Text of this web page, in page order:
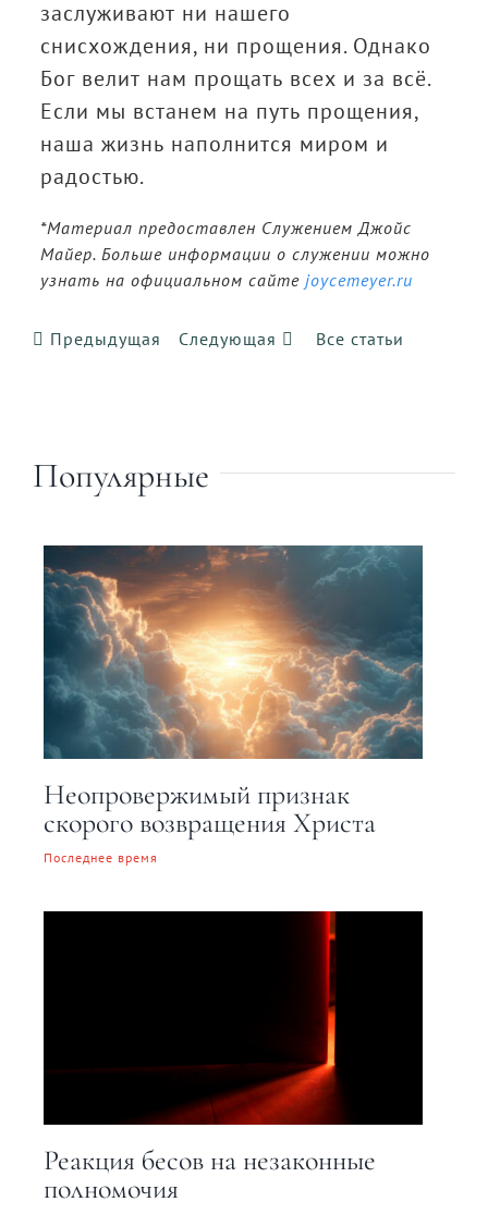
заслуживают ни нашего
снисхождения, ни прощения. Однако
Бог велит нам прощать всех и за всё.
Если мы встанем на путь прощения,
наша жизнь наполнится миром и
радостью.
*Материал предоставлен Служением Джойс
Майер. Больше информации о служении можно
узнать на официальном сайте joycemeyer.ru
Предыдущая Следующая Все статьи
Популярные
Неопровержимый признак
скорого возвращения Христа
Последнее время
Реакция бесов на незаконные
полномочия